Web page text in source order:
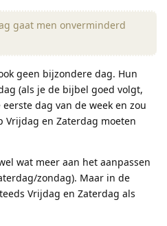
gaat men onverminderd
geen bijzondere dag. Hun
(als je de bijbel goed volgt,
dag van de week en zou
Vrijdag en Zaterdag moeten
wat meer aan het aanpassen
zondag). Maar in de
Vrijdag en Zaterdag als